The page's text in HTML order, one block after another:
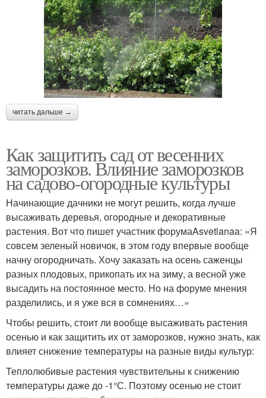
читать дальше →
Как защитить сад от весенних
заморозков. Влияние заморозков
на садово-огородные культуры
Начинающие дачники не могут решить, когда лучше
высаживать деревья, огородные и декоративные
растения. Вот что пишет участник форумаAsvetlanaa: «Я
совсем зеленый новичок, в этом году впервые вообще
начну огородничать. Хочу заказать на осень саженцы
разных плодовых, прикопать их на зиму, а весной уже
высадить на постоянное место. Но на форуме мнения
разделились, и я уже вся в сомнениях…»
Чтобы решить, стоит ли вообще высаживать растения
осенью и как защитить их от заморозков, нужно знать, как
влияет снижение температуры на разные виды культур:
Теплолюбивые растения чувствительны к снижению
температуры даже до -1°С. Поэтому осенью не стоит